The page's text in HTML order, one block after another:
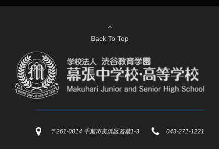
Back To Top
〒261-0014 千葉市美浜区若葉1-3 043-271-1221